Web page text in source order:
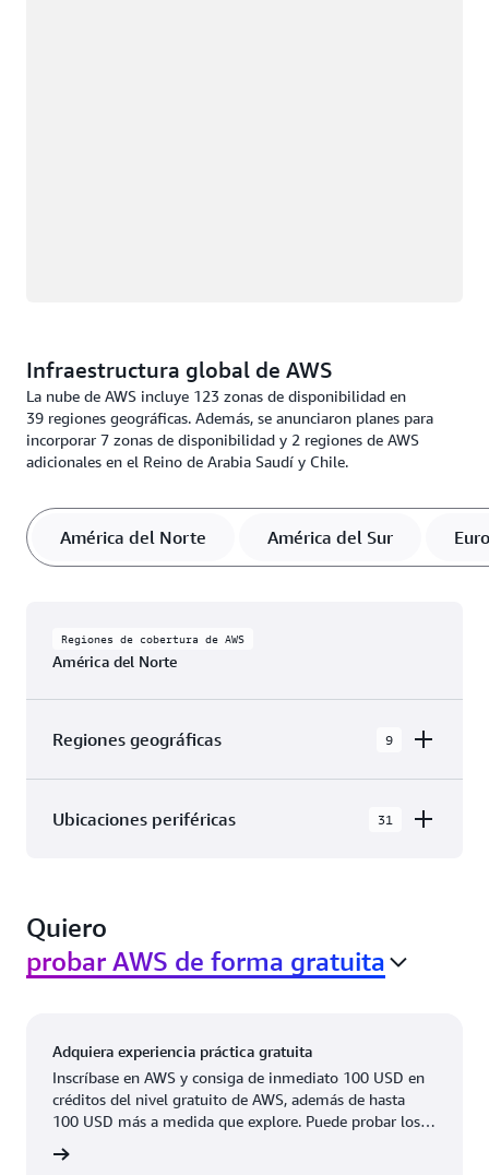
Infraestructura global de AWS
La nube de AWS incluye 123 zonas de disponibilidad en
39 regiones geográficas. Además, se anunciaron planes para
incorporar 7 zonas de disponibilidad y 2 regiones de AWS
adicionales en el Reino de Arabia Saudí y Chile.
América del Norte América del Sur
Regiones de cobertura de AWS
América del Norte
Regiones geográficas 9
México (centro)
EE.UU. Este (Ohio)
Oeste de EE. UU. (Oregón)
Ubicaciones periféricas 31
geográficas, con 31 Ubicaciones de red de
periferia y 3 Ubicaciones de caché de periferia.
Boston, Massachusetts
Chicago, Illinois
Newark, Nueva Jersey
Palo Alto, California
Quiero
probar AWS de forma gratuita
Adquiera experiencia práctica gratuita
Inscríbase en AWS y consiga de inmediato 100 USD en
créditos del nivel gratuito de AWS, además de hasta
100 USD más a medida que explore. Puede probar los
coste alguno. Solo pagará cuando tenga todo listo para